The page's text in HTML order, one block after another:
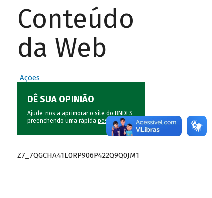
Conteúdo
da Web
Ações
DÊ SUA OPINIÃO
Ajude-nos a aprimorar o site do BNDES
preenchendo uma rápida pesquisa.
Z7_7QGCHA41L0RP906P422Q9Q0JM1